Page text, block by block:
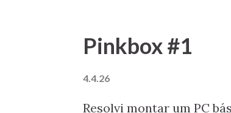
Pinkbox #1
4.4.26
Resolvi montar um PC